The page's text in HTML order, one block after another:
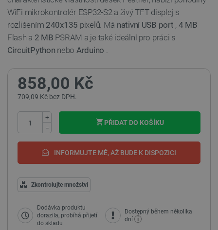
WiFi mikrokontrolér ESP32-S2 a živý TFT displej s
rozlišením 240x135 pixelů. Má nativní USB port , 4 MB
Flash a 2 MB PSRAM a je také ideální pro práci s
CircuitPython nebo Arduino .
858,00 Kč
709,09 Kč bez DPH.
+
−
PŘIDAT DO KOŠÍKU
INFORMUJTE MĚ, AŽ BUDE K DISPOZICI
Zkontrolujte množství
Dodávka produktu
dorazila, probíhá přijetí
do skladu
Dostępný během několika
dní i